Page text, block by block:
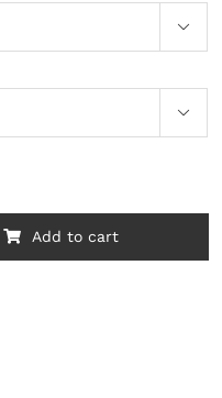


Add to cart